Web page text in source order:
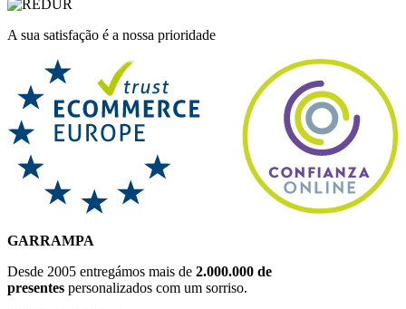
A sua satisfação é a nossa prioridade
GARRAMPA
Desde 2005 entregámos mais de 2.000.000 de
presentes personalizados com um sorriso.